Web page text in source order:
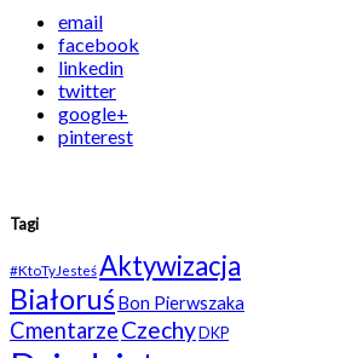
email
facebook
linkedin
twitter
google+
pinterest
Tagi
#KtoTyJesteśAktywizacja
BiałoruśBon Pierwszaka
CmentarzeCzechy DKP